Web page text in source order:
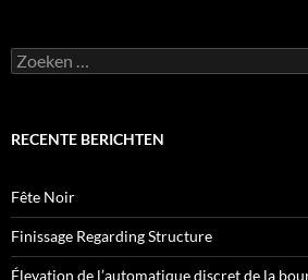
Zoeken
naar:
RECENTE BERICHTEN
Fête Noir
Finissage Regarding Structure
Élevation de l’automatique discret de la